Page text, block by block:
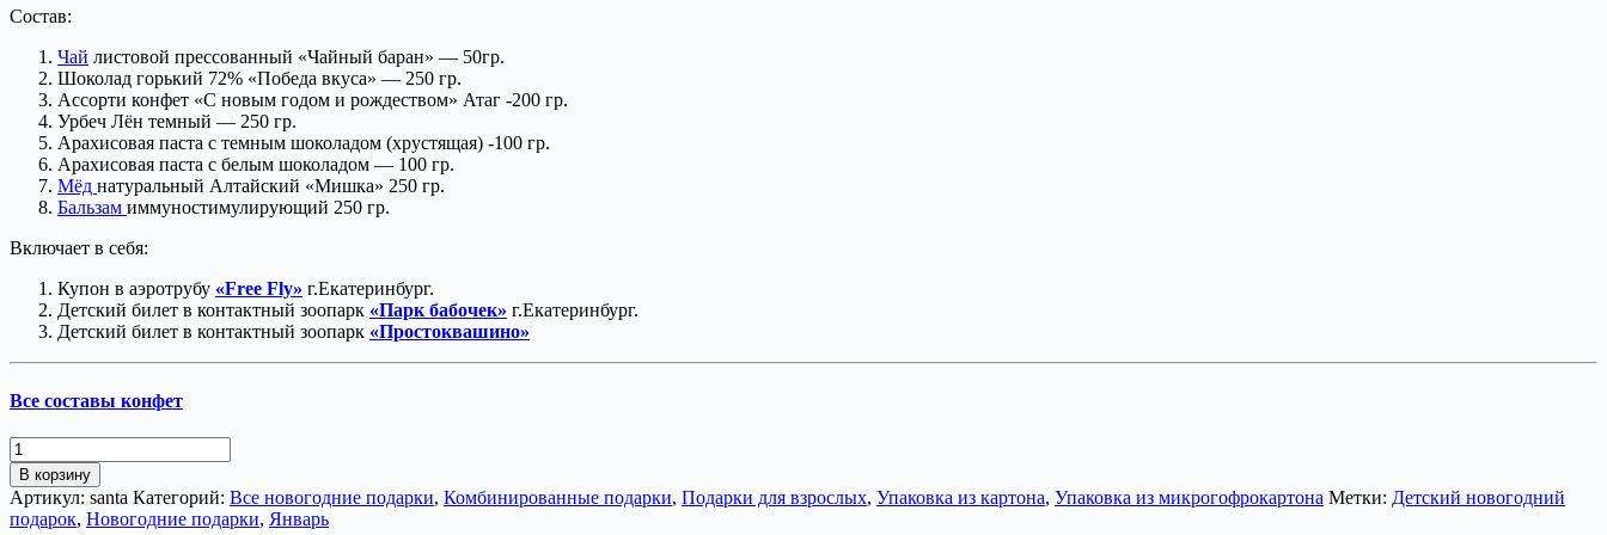
Состав:
Чай листовой прессованный «Чайный баран» — 50гр.
Шоколад горький 72% «Победа вкуса» — 250 гр.
Ассорти конфет «С новым годом и рождеством» Атаг -200 гр.
Урбеч Лён темный — 250 гр.
Арахисовая паста с темным шоколадом (хрустящая) -100 гр.
Арахисовая паста с белым шоколадом — 100 гр.
Мёд натуральный Алтайский «Мишка» 250 гр.
Бальзам иммуностимулирующий 250 гр.
Включает в себя:
Купон в аэротрубу «Free Fly» г.Екатеринбург.
Детский билет в контактный зоопарк «Парк бабочек» г.Екатеринбург.
Детский билет в контактный зоопарк «Простоквашино»
Все составы конфет
Количество
товара
Санта
В корзину
Артикул: santa Категорий: Все новогодние подарки, Комбинированные подарки, Подарки для взрослых, Упаковка из картона, Упаковка из микрогофрокартона Метки: Детский новогодний
подарок, Новогодние подарки, Январь